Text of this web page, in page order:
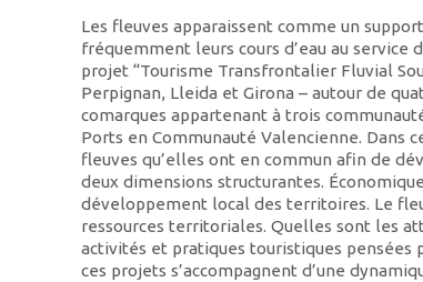
Les fleuves apparaissent comme un
fréquemment leurs cours d’eau au service
projet “Tourisme Transfrontalier Fluvial
Perpignan, Lleida et Girona – autour de
comarques appartenant à trois
Ports en Communauté Valencienne. Dans
fleuves qu’elles ont en commun afin de
deux dimensions structurantes.
développement local des territoires. Le
ressources territoriales. Quelles sont les
activités et pratiques touristiques pensées
ces projets s’accompagnent d’une